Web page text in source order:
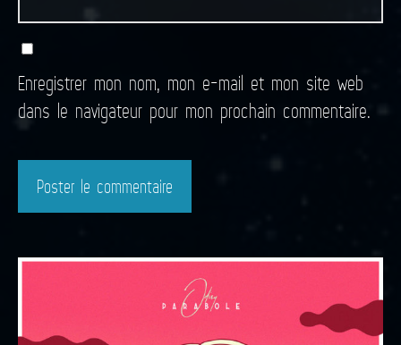
Enregistrer mon nom, mon e-mail et mon site web
dans le navigateur pour mon prochain commentaire.